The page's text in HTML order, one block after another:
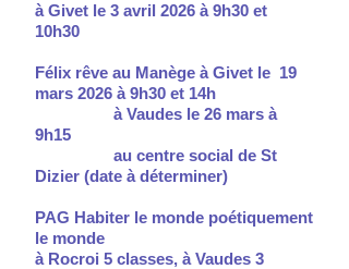
à Givet le 3 avril 2026 à 9h30 et
10h30
Félix rêve au Manège à Givet le 19
mars 2026 à 9h30 et 14h
à Vaudes le 26 mars à
9h15
au centre social de St
Dizier (date à déterminer)
PAG Habiter le monde poétiquement
le monde
à Rocroi 5 classes, à Vaudes 3